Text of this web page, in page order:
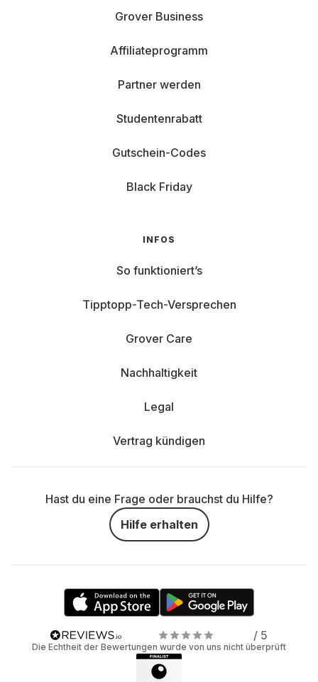
Grover Business
Affiliateprogramm
Partner werden
Studentenrabatt
Gutschein-Codes
Black Friday
INFOS
So funktioniert’s
Tipptopp-Tech-Versprechen
Grover Care
Nachhaltigkeit
Legal
Vertrag kündigen
Hast du eine Frage oder brauchst du Hilfe?
Hilfe erhalten
/ 5
Die Echtheit der Bewertungen wurde von uns nicht überprüft